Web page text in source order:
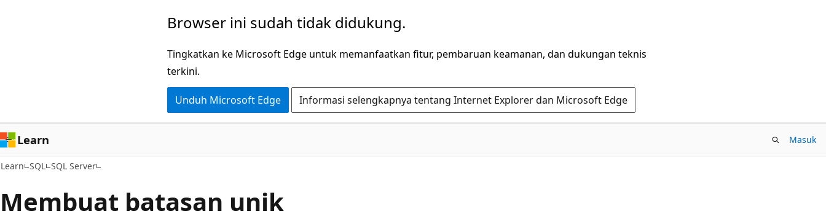
Browser ini sudah tidak didukung.
Tingkatkan ke Microsoft Edge untuk memanfaatkan fitur, pembaruan keamanan, dan dukungan teknis
terkini.
Unduh Microsoft Edge Informasi selengkapnya tentang Internet Explorer dan Microsoft Edge
Learn Masuk
Learn SQL SQL Server
Membuat batasan unik